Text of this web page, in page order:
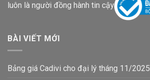
luôn là người đồng hành tin cậy
BÀI VIẾT MỚI
Bảng giá Cadivi cho đại lý tháng 11/2025